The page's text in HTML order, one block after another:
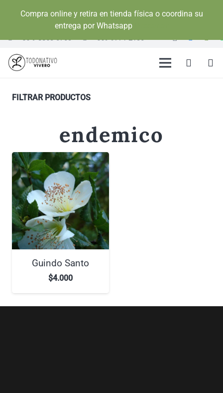
Compra online y retira en tienda física o coordina su
entrega por Whatsapp
+56 9 8863 0703 +569 9771 2130
FILTRAR PRODUCTOS
endemico
Guindo Santo
$4.000